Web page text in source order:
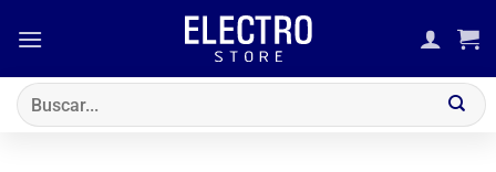
Buscar
por: